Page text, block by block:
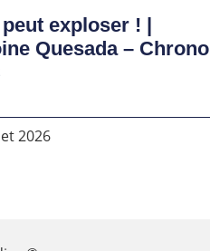
exploser ! |
Quesada – Chrono
2026